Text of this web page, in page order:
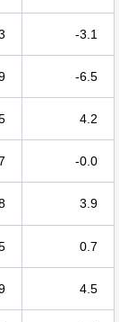
-3.1
-6.5
4.2
-0.0
3.9
0.7
4.5